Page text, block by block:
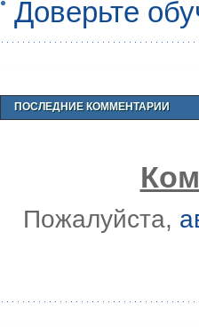
Доверьте
ПОСЛЕДНИЕ КОММЕНТАРИИ
Пожалуйста,